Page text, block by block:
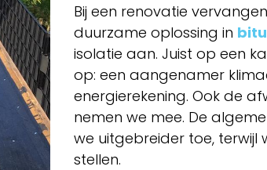
Bij een renovatie
duurzame oplossing in
isolatie aan. Juist op een
op: een aangenamer
energierekening. Ook de
nemen we mee. De
we uitgebreider toe, terwijl
stellen.